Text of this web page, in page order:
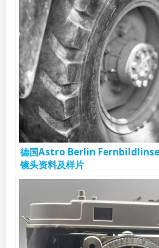
德国Astro Berlin
镜头资料及样片